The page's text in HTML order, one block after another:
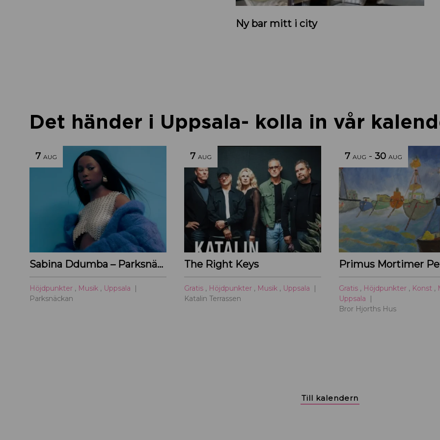
r
r
i
U
p
s
Ny bar mitt i city
Det händer i Uppsala- kolla in vår
7 AUG
Sabina Ddumba – Parksnäckan – 2026
Höjdpunkter , Musik , Uppsala
Parksnäckan
7 AUG
The Right Keys
Gratis , Höjdpunkter , Musik , Uppsala
Katalin Terrassen
7 AUG - 30 AUG
Gratis , Höjdpunkter , Konst ,
Uppsala
Bror Hjorths Hus
Till kalendern